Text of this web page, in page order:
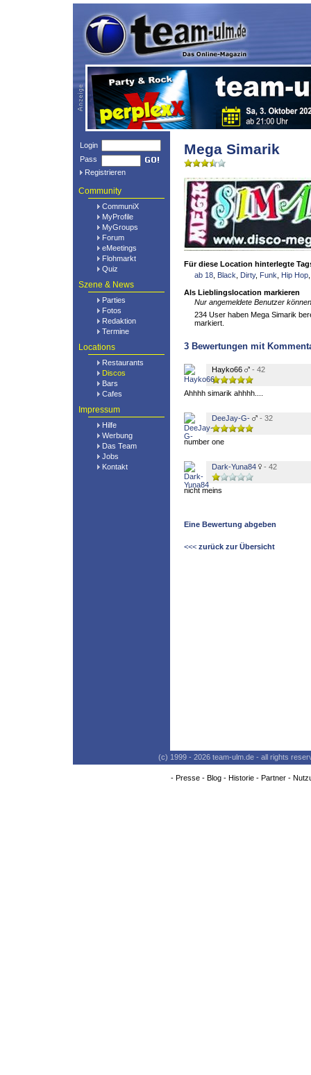
Login
Pass
Registrieren
Community
CommuniX
MyProfile
MyGroups
Forum
eMeetings
Flohmarkt
Quiz
Szene & News
Parties
Fotos
Redaktion
Termine
Locations
Restaurants
Discos
Bars
Cafes
Impressum
Hilfe
Werbung
Das Team
Jobs
Kontakt
Mega Simarik
Für diese Location hinterlegte
ab 18 Black Dirty, Funk Hip Hop
Als Lieblingslocation markieren
Nur angemeldete Benutzer
234 User haben Mega Simarik
markiert.
3 Bewertungen mit
Hayko66 - 42
Ahhhh simarik ahhhh....
DeeJay-G- - 32
number one
Dark-Yuna84 - 42
nicht meins
Eine Bewertung abgeben
<<< zurück zur Übersicht
(c) 1999 - 2026 team-ulm.de - all rights
- Presse- Blog- Historie- Partner-